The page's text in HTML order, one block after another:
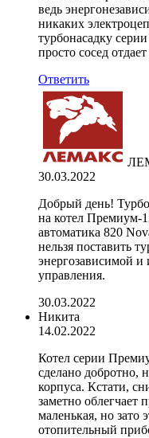
ведь
никаких
турбонасадку
просто сосед
Ответить
30.03.2022
Добрый день!
на котел Премиум-
автоматика 820
нельзя поставить
энергозависимой и
управления.
30.03.2022
Никита
14.02.2022
Котел серии
сделано добротно,
корпуса. Кстати,
заметно облегчает
маленькая, но зато
отопительный